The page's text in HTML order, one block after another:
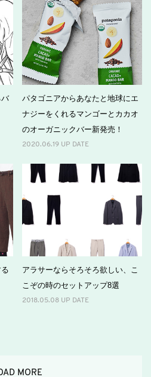
パタゴニアからあなたと地球にエ
ナジーをくれるマンゴーとカカオ
のオーガニックバー新発売！
2020.06.19 UP DATE
アラサーならそろそろ欲しい、こ
こぞの時のセットアップ8選
2018.05.08 UP DATE
MORE